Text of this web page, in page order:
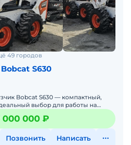
49 городов
S630
Bobcat S630 — компактный,
выбор для работы на
хозяйстве, на складах и фермах.
000 000 ₽
Позвонить Написать